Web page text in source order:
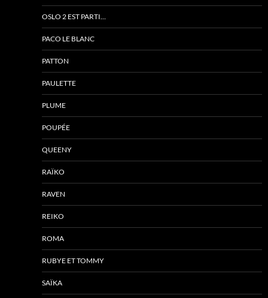
OSLO 2 EST PARTI…
PACO LE BLANC
PATTON
PAULETTE
PLUME
POUPÉE
QUEENY
RAÏKO
RAVEN
REIKO
ROMA
RUBYE ET TOMMY
SAÏKA